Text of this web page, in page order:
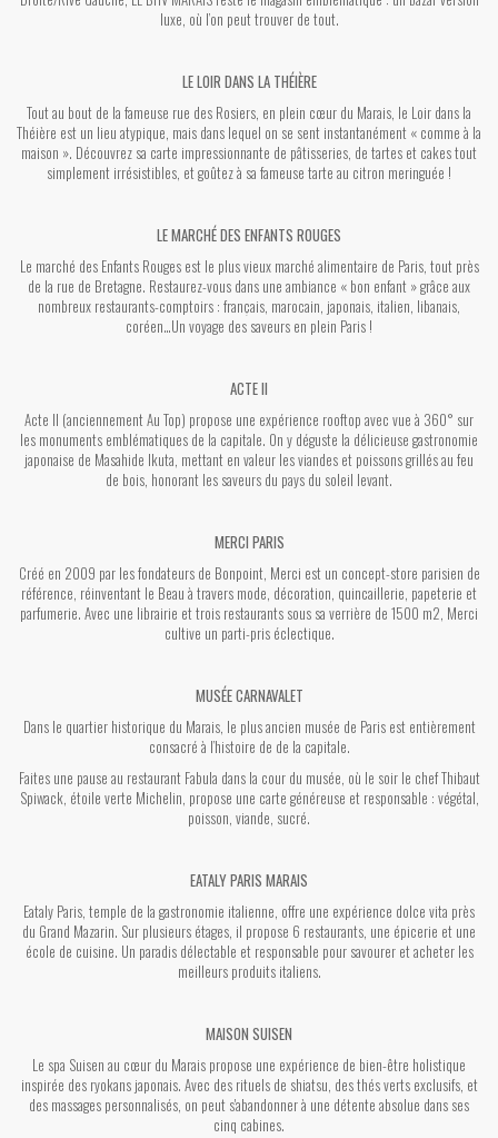
luxe, où l’on peut trouver de tout.
LE LOIR DANS LA THÉIÈRE
Tout au bout de la fameuse rue des Rosiers, en plein cœur du Marais, le Loir dans la
Théière est un lieu atypique, mais dans lequel on se sent instantanément « comme à la
maison ». Découvrez sa carte impressionnante de pâtisseries, de tartes et cakes tout
simplement irrésistibles, et goûtez à sa fameuse tarte au citron meringuée !
LE MARCHÉ DES ENFANTS ROUGES
Le marché des Enfants Rouges est le plus vieux marché alimentaire de Paris, tout près
de la rue de Bretagne. Restaurez-vous dans une ambiance « bon enfant » grâce aux
nombreux restaurants-comptoirs : français, marocain, japonais, italien, libanais,
coréen…Un voyage des saveurs en plein Paris !
ACTE II
Acte II (anciennement Au Top) propose une expérience rooftop avec vue à 360° sur
les monuments emblématiques de la capitale. On y déguste la délicieuse gastronomie
japonaise de Masahide Ikuta, mettant en valeur les viandes et poissons grillés au feu
de bois, honorant les saveurs du pays du soleil levant.
MERCI PARIS
Créé en 2009 par les fondateurs de Bonpoint, Merci est un concept-store parisien de
référence, réinventant le Beau à travers mode, décoration, quincaillerie, papeterie et
parfumerie. Avec une librairie et trois restaurants sous sa verrière de 1500 m2, Merci
cultive un parti-pris éclectique.
MUSÉE CARNAVALET
Dans le quartier historique du Marais, le plus ancien musée de Paris est entièrement
consacré à l’histoire de de la capitale.
Faites une pause au restaurant Fabula dans la cour du musée, où le soir le chef Thibaut
Spiwack, étoile verte Michelin, propose une carte généreuse et responsable : végétal,
poisson, viande, sucré.
EATALY PARIS MARAIS
Eataly Paris, temple de la gastronomie italienne, offre une expérience dolce vita près
du Grand Mazarin. Sur plusieurs étages, il propose 6 restaurants, une épicerie et une
école de cuisine. Un paradis délectable et responsable pour savourer et acheter les
meilleurs produits italiens.
MAISON SUISEN
Le spa Suisen au cœur du Marais propose une expérience de bien-être holistique
inspirée des ryokans japonais. Avec des rituels de shiatsu, des thés verts exclusifs, et
des massages personnalisés, on peut s'abandonner à une détente absolue dans ses
cinq cabines.